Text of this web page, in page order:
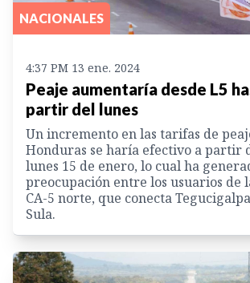
NACIONALES
4:37 PM 13 ene. 2024
Peaje aumentaría desde L5
partir del lunes
Un incremento en las tarifas de
Honduras se haría efectivo a partir
lunes 15 de enero, lo cual ha
preocupación entre los usuarios de
CA-5 norte, que conecta
Sula.